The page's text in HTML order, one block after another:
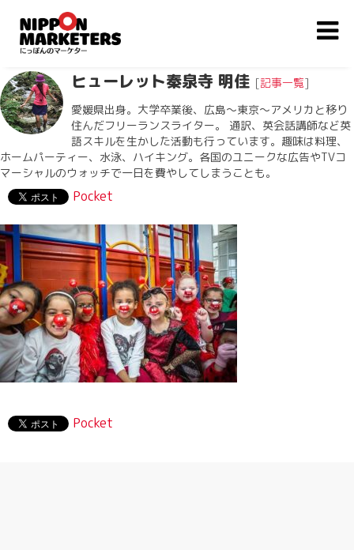
ヒューレット秦泉寺 明佳 [記事一覧]
愛媛県出身。大学卒業後、広島〜東京〜アメリカと移り
住んだフリーランスライター。 通訳、英会話講師など英
語スキルを生かした活動も行っています。趣味は料理、
ホームパーティー、水泳、ハイキング。各国のユニークな広告やTVコ
マーシャルのウォッチで一日を費やしてしまうことも。
Pocket
Pocket